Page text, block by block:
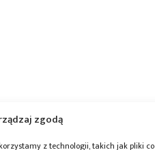
zgodą
z technologii, takich jak pliki